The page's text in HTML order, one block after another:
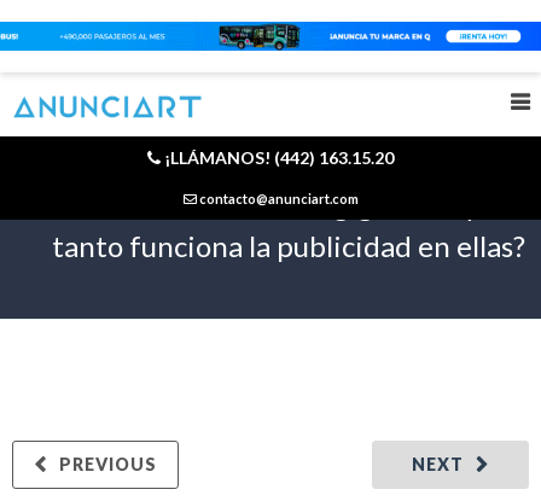
Pantallas exteriores gigantes, qué
tanto funciona la publicidad en ellas?
NEXT
PREVIOUS
¡LLÁMANOS! (442) 163.15.20
contacto@anunciart.com